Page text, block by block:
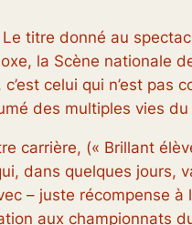
Le titre donné au
la Scène nationale
c’est celui qui n’est
des multiples vies
carrière, (« Brillant
dans quelques jours,
– juste récompense à
aux championnats